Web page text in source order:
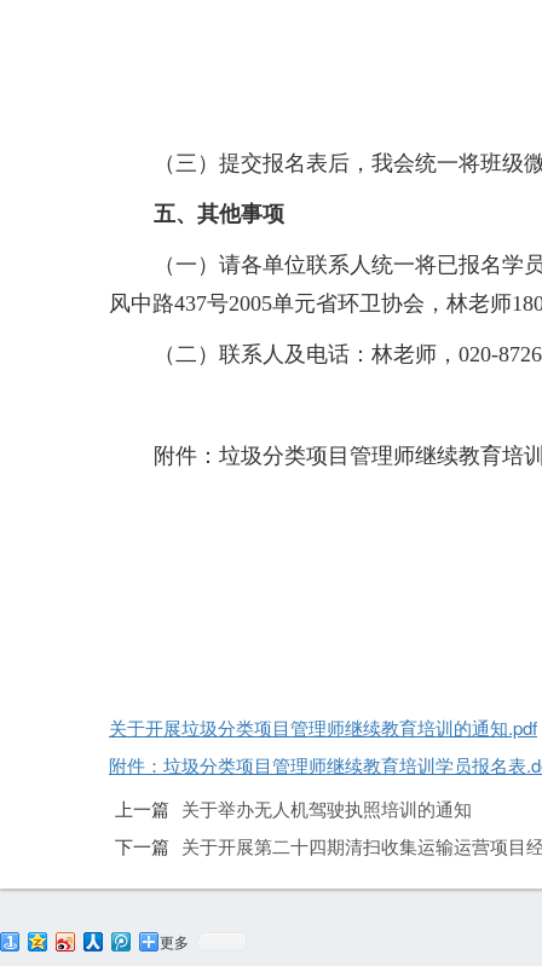
（三）提交报名表后，我会统一将班
五、其他事项
（一）请各单位联系人统一将已报名
风中路437号2005单元省环卫协会，林老师
（二）联系人及电话：林老师，020-
附件：垃圾分类项目管理师继续教育培
关于开展垃圾分类项目管理师继续教育培训的通知.pdf
附件：垃圾分类项目管理师继续教育培训学员报名表
上一篇 关于举办无人机驾驶执照培训的通知
下一篇 关于开展第二十四期清扫收集运输运营项目
更多